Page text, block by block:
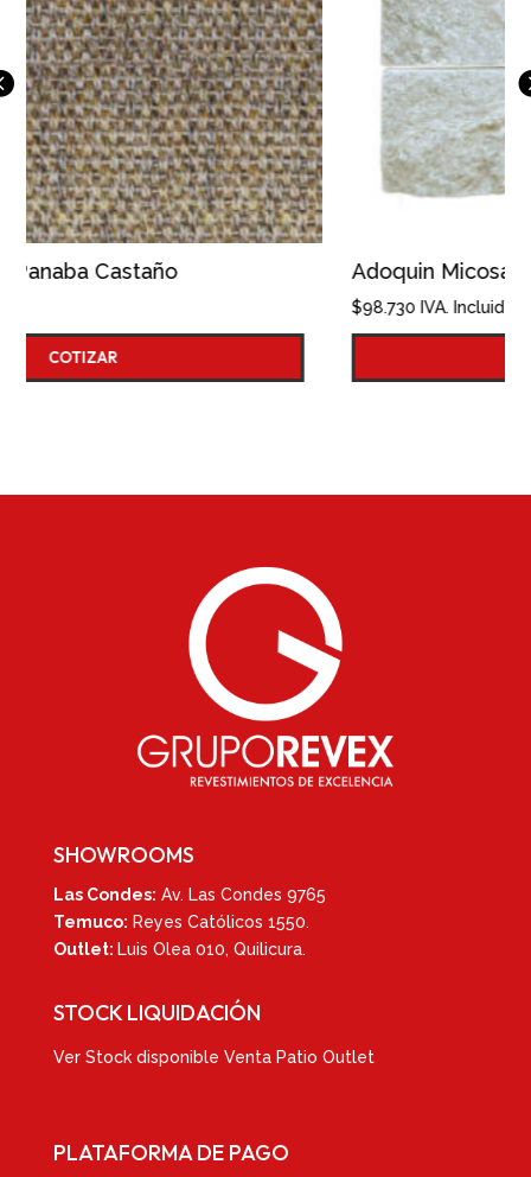
Adoquin Micosa 10x10
SHOWROOMS
Las Condes: Av. Las Condes 9765
Temuco: Reyes Católicos 1550.
Outlet: Luis Olea 010, Quilicura.
STOCK LIQUIDACIÓN
Ver Stock disponible Venta Patio Outlet
PLATAFORMA DE PAGO